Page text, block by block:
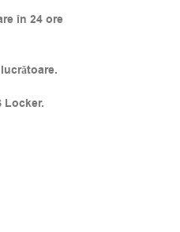
în 24 ore
Locker.